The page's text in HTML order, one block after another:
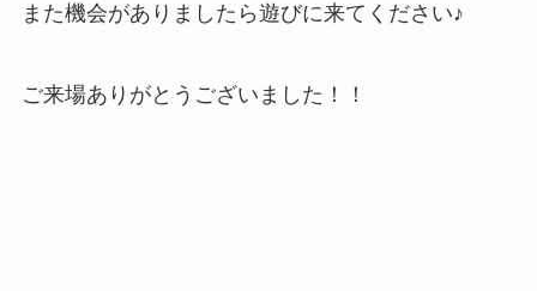
また機会がありましたら遊びに来てください♪
ご来場ありがとうございました！！